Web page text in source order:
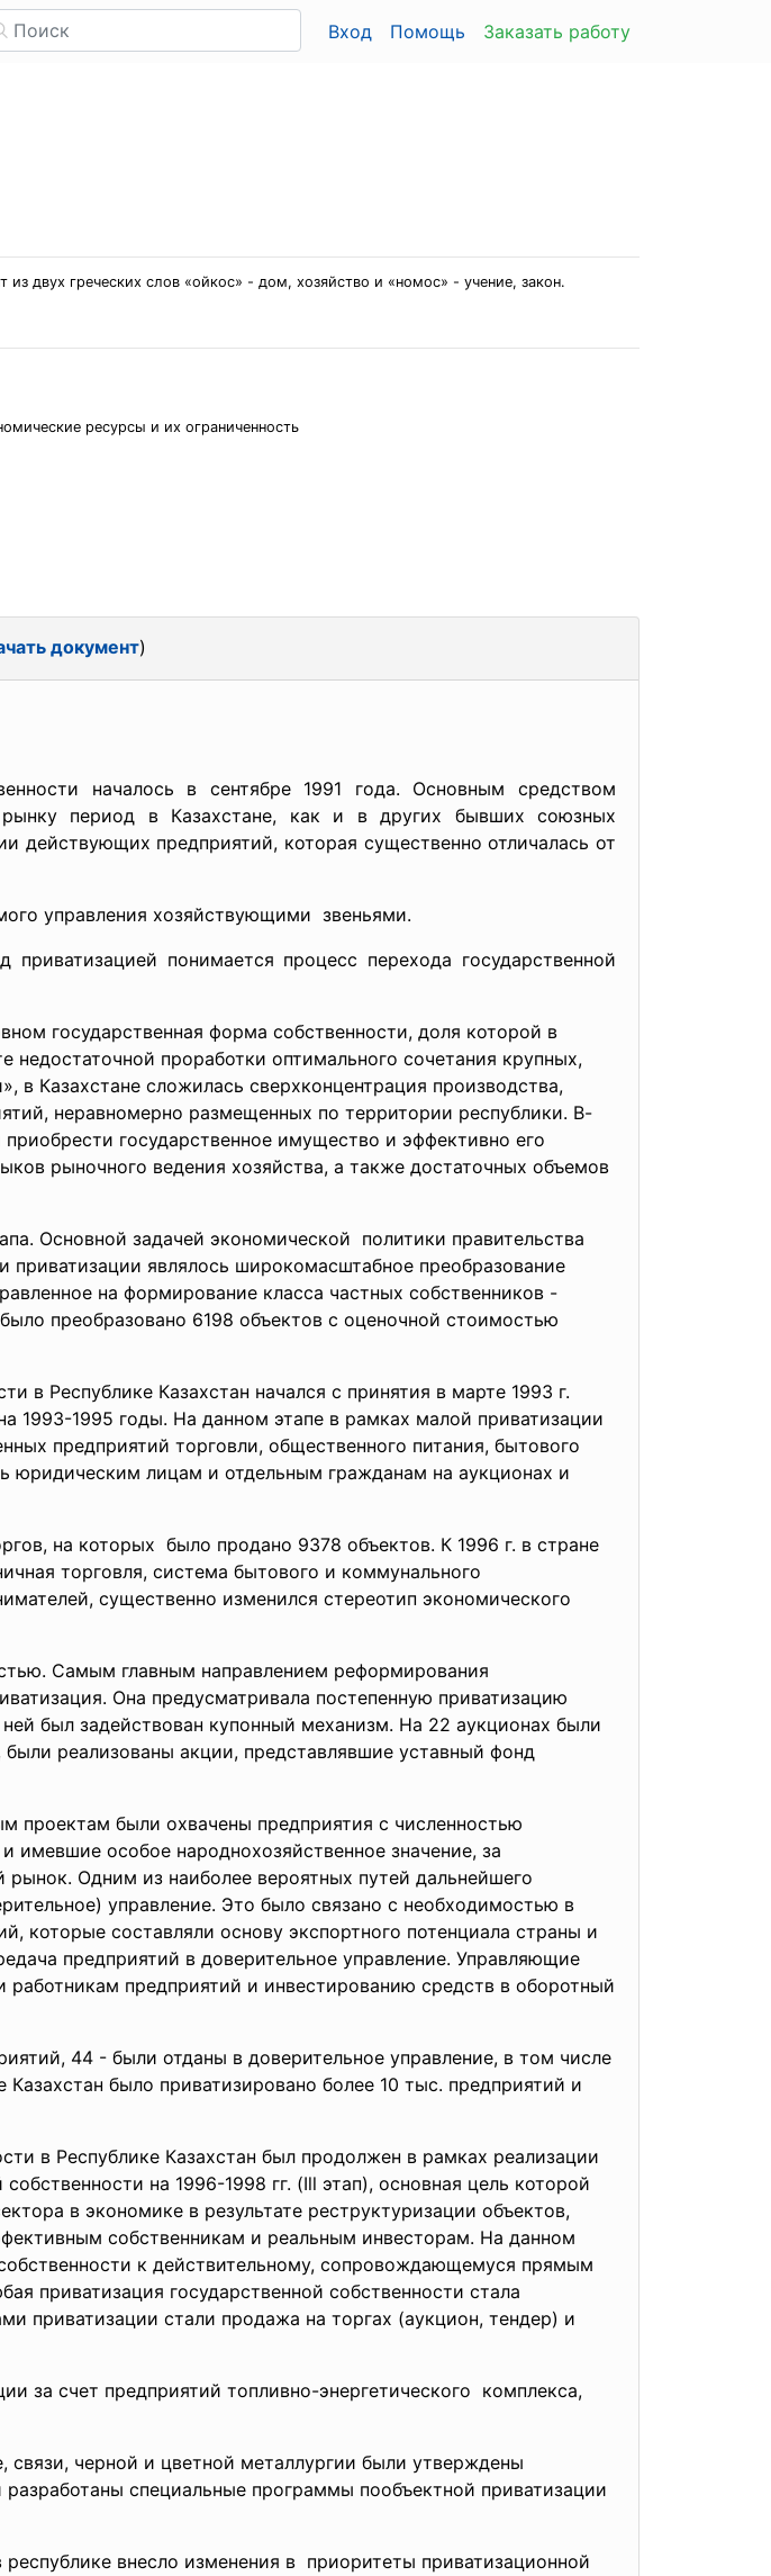
Вход Помощь Заказать работу
двух греческих слов «ойкос» - дом, хозяйство и «номос» - учение, закон.
ресурсы и их ограниченность
документ)
началось в сентябре 1991 года. Основным средством
период в Казахстане, как и в других бывших союзных
действующих предприятий, которая существенно отличалась от
управления хозяйствующими звеньями.
понимается процесс перехода государственной
государственная форма собственности, доля которой в
недостаточной проработки оптимального сочетания крупных,
Казахстане сложилась сверхконцентрация производства,
неравномерно размещенных по территории республики. В-
государственное имущество и эффективно его
рыночного ведения хозяйства, а также достаточных объемов
Основной задачей экономической политики правительства
приватизации являлось широкомасштабное преобразование
на формирование класса частных собственников -
преобразовано 6198 объектов с оценочной стоимостью
в Республике Казахстан начался с принятия в марте 1993 г.
1993-1995 годы. На данном этапе в рамках малой приватизации
предприятий торговли, общественного питания, бытового
юридическим лицам и отдельным гражданам на аукционах и
на которых было продано 9378 объектов. К 1996 г. в стране
торговля, система бытового и коммунального
существенно изменился стереотип экономического
Самым главным направлением реформирования
Она предусматривала постепенную приватизацию
был задействован купонный механизм. На 22 аукционах были
реализованы акции, представлявшие уставный фонд
проектам были охвачены предприятия с численностью
особое народнохозяйственное значение, за
Одним из наиболее вероятных путей дальнейшего
управление. Это было связано с необходимостью в
которые составляли основу экспортного потенциала страны и
предприятий в доверительное управление. Управляющие
работникам предприятий и инвестированию средств в оборотный
44 - были отданы в доверительное управление, в том числе
было приватизировано более 10 тыс. предприятий и
в Республике Казахстан был продолжен в рамках реализации
на 1996-1998 гг. (Ill этап), основная цель которой
в экономике в результате реструктуризации объектов,
собственникам и реальным инвесторам. На данном
к действительному, сопровождающемуся прямым
приватизация государственной собственности стала
приватизации стали продажа на торгах (аукцион, тендер) и
за счет предприятий топливно-энергетического комплекса,
черной и цветной металлургии были утверждены
специальные программы пообъектной приватизации
внесло изменения в приоритеты приватизационной